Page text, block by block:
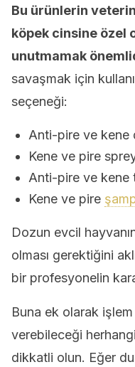
Bu ürünlerin
köpek cinsine özel
unutmamak
savaşmak için
seçeneği:
Anti-pire ve kene
Kene ve pire
Anti-pire ve kene
Kene ve pire
Dozun evcil
olması gerektiğini
bir profesyonelin
Buna ek olarak
verebileceği
dikkatli olun. Eğer